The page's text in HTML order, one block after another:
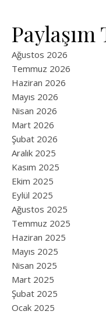
Ağustos 2026
Temmuz 2026
Haziran 2026
Mayıs 2026
Nisan 2026
Mart 2026
Şubat 2026
Aralık 2025
Kasım 2025
Ekim 2025
Eylül 2025
Ağustos 2025
Temmuz 2025
Haziran 2025
Mayıs 2025
Nisan 2025
Mart 2025
Şubat 2025
Ocak 2025